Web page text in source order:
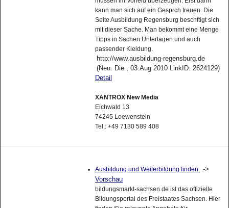
müssen im Vorfeld überzeugen. Erst dann
kann man sich auf ein Gesprch freuen. Die
Seite Ausbildung Regensburg beschftigt sich
mit dieser Sache. Man bekommt eine Menge
Tipps in Sachen Unterlagen und auch
passender Kleidung.
http://www.ausbildung-regensburg.de
(Neu: Die , 03.Aug 2010 LinkID: 2624129)
Detail
XANTROX New Media
Eichwald 13
74245 Loewenstein
Tel.: +49 7130 589 408
Ausbildung und Weiterbildung finden
->
Vorschau
bildungsmarkt-sachsen.de ist das offizielle
Bildungsportal des Freistaates Sachsen. Hier